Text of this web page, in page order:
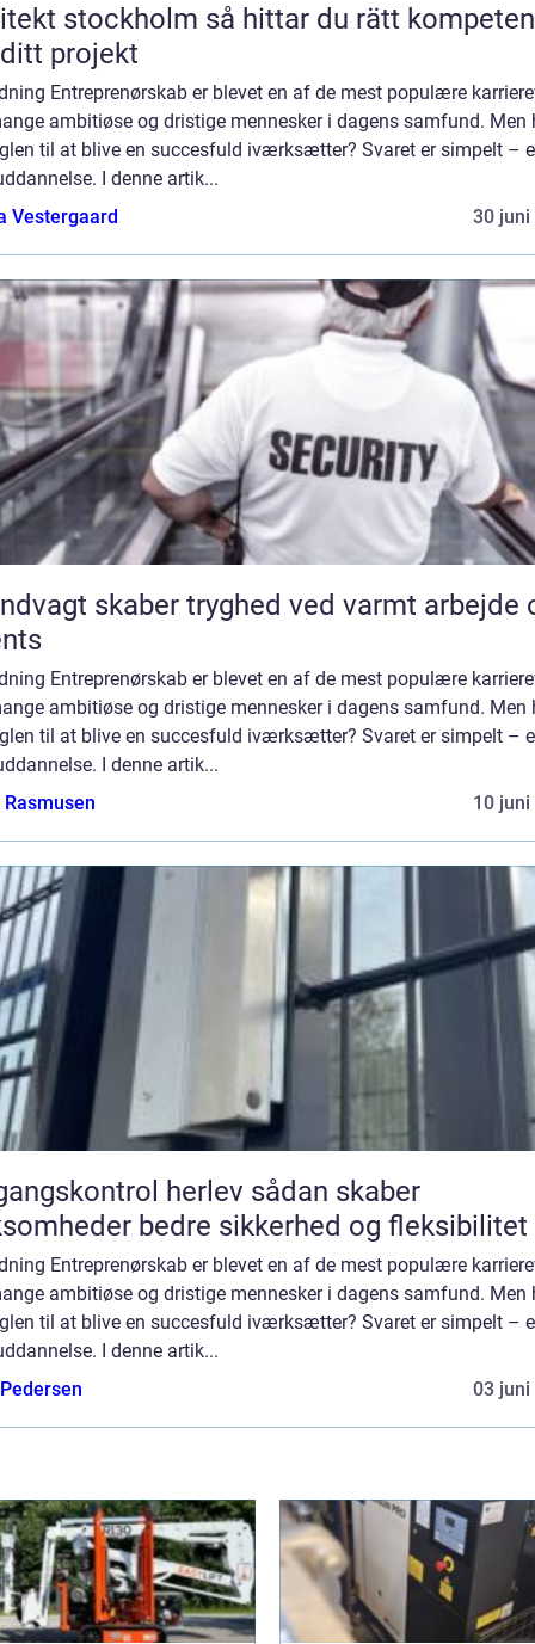
så hittar du rätt kompetens
projekt
Entreprenørskab er blevet en af de mest populære
ambitiøse og dristige mennesker i dagens samfund. Men
til at blive en succesfuld iværksætter? Svaret er simpelt –
I denne artik...
Vestergaard
30 juni
skaber tryghed ved varmt arbejde
Entreprenørskab er blevet en af de mest populære
ambitiøse og dristige mennesker i dagens samfund. Men
til at blive en succesfuld iværksætter? Svaret er simpelt –
I denne artik...
10 juni
herlev sådan skaber
bedre sikkerhed og fleksibilitet
Entreprenørskab er blevet en af de mest populære
ambitiøse og dristige mennesker i dagens samfund. Men
til at blive en succesfuld iværksætter? Svaret er simpelt –
I denne artik...
03 juni